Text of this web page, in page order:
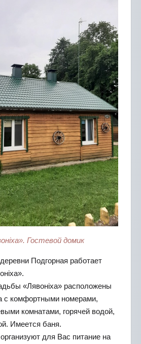
Гостевой домик
Подгорная работает
«Лявонiха» расположены
с комфортными номерами,
комнатами, горячей водой,
Имеется баня.
для Вас питание на